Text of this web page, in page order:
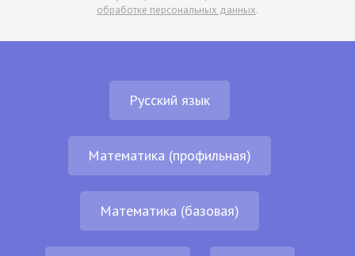
обработке персональных данных.
Русский язык
Математика (профильная)
Математика (базовая)